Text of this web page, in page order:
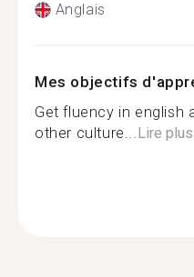
Anglais
Mes objectifs
Get fluency in english
other culture...Lire plus